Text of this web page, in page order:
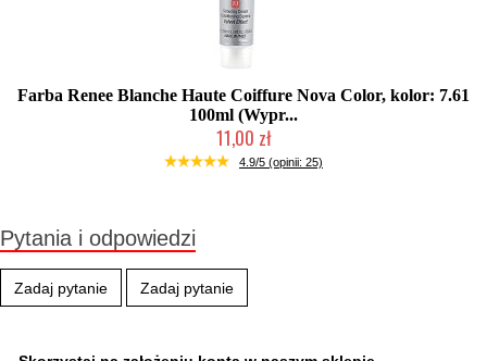
Farba Renee Blanche Haute Coiffure Nova Color, kolor: 7.61
100ml (Wypr...
11,00 zł
Produkt wycofany
4.9/5 (opinii: 25)
Pytania i odpowiedzi
Zadaj pytanie Zadaj pytanie